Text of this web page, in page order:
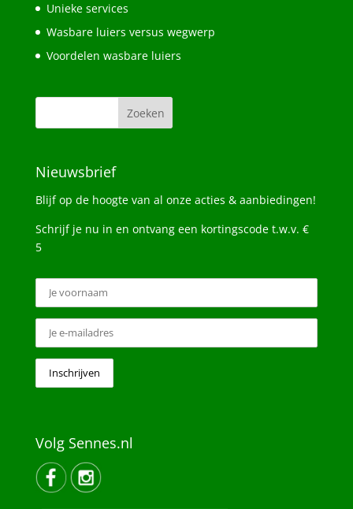
Unieke services
Wasbare luiers versus wegwerp
Voordelen wasbare luiers
Nieuwsbrief
Blijf op de hoogte van al onze acties & aanbiedingen!
Schrijf je nu in en ontvang een kortingscode t.w.v. €
5
Volg Sennes.nl